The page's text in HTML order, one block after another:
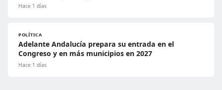
Hace 1 días
POLÍTICA
Adelante Andalucía prepara su entrada en el
Congreso y en más municipios en 2027
Hace 1 días